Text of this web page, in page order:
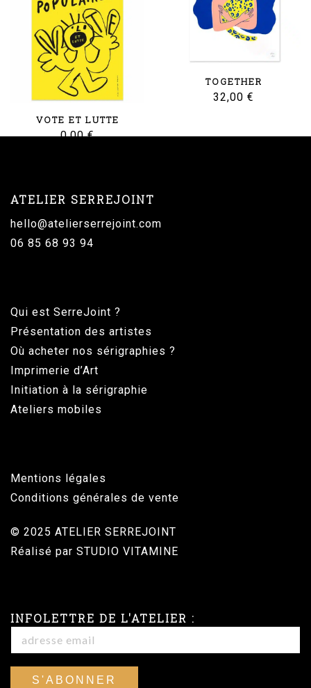
TOGETHER
32,00 €
VOTE ET LUTTE
0,00€
ATELIER SERREJOINT
hello@atelierserrejoint.com
06 85 68 93 94
Qui est SerreJoint ?
Présentation des artistes
Où acheter nos sérigraphies ?
Imprimerie d’Art
Initiation à la sérigraphie
Ateliers mobiles
Mentions légales
Conditions générales de vente
© 2025 ATELIER SERREJOINT
Réalisé par STUDIO VITAMINE
INFOLETTRE DE L'ATELIER :